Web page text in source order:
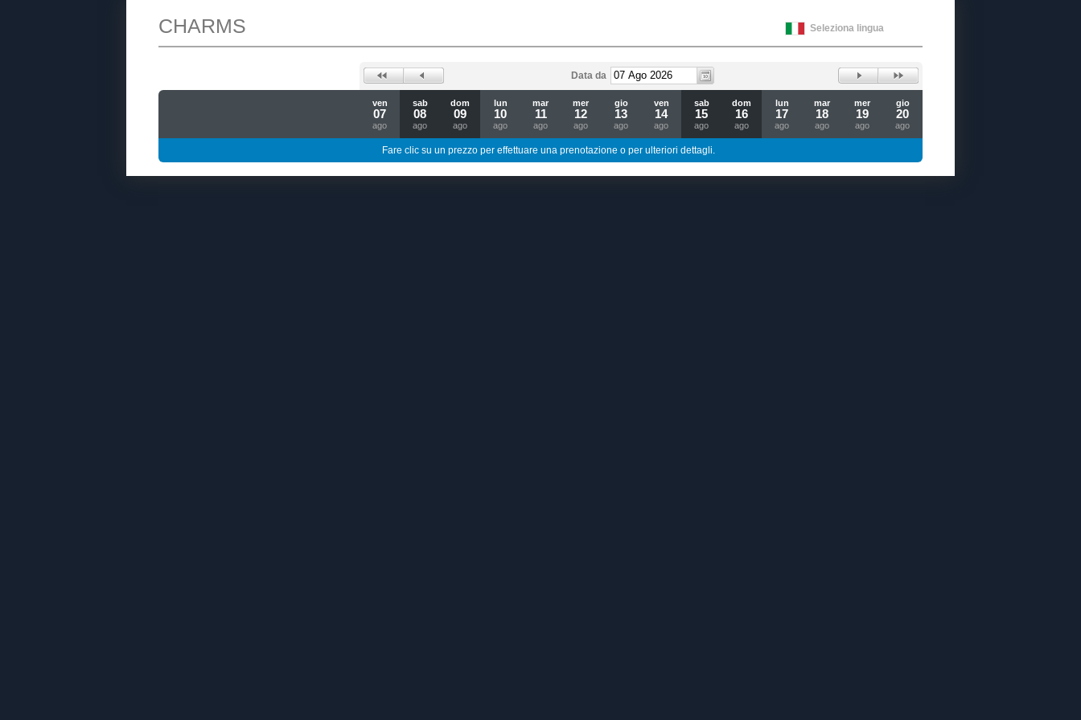
Seleziona lingua
CHARMS
Data da
ven
07
ago
sab
08
ago
dom
09
ago
lun
10
ago
mar
11
ago
mer
12
ago
gio
13
ago
ven
14
ago
sab
15
ago
dom
16
ago
lun
17
ago
mar
18
ago
mer
19
ago
gio
20
ago
Fare clic su un prezzo per effettuare una prenotazione o per ulteriori dettagli.